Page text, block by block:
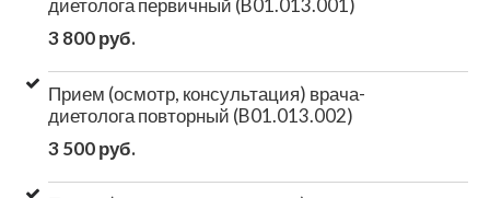
диетолога первичный (B01.013.001)
3 800 руб.
Прием (осмотр, консультация) врача-
диетолога повторный (B01.013.002)
3 500 руб.